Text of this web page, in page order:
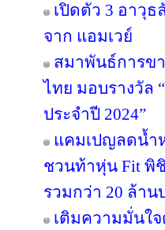
เปิดตัว 3 อาวุ
จาก แอมเวย์
สมาพันธ์การข
ไทย มอบรางวัล
ประจำปี 2024”
แคมเปญลดน้ำห
ชวนท้าหุ่น Fit พิชิ
รวมกว่า 20 ล้าน
เติมความมั่นใ